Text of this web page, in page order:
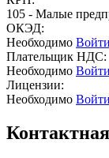
105 - Малые
ОКЭД:
Необходимо Войти
Плательщик НДС:
Необходимо Войти
Лицензии:
Необходимо Войти